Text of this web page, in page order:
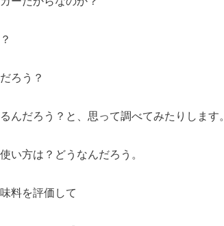
ろう？
んだろう？と、思って調べてみたりします。
い方は？どうなんだろう。
料を評価して